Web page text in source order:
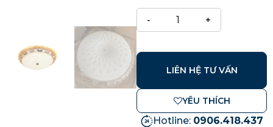
LIÊN HỆ TƯ VẤN
YÊU THÍCH
Hotline: 0906.418.437